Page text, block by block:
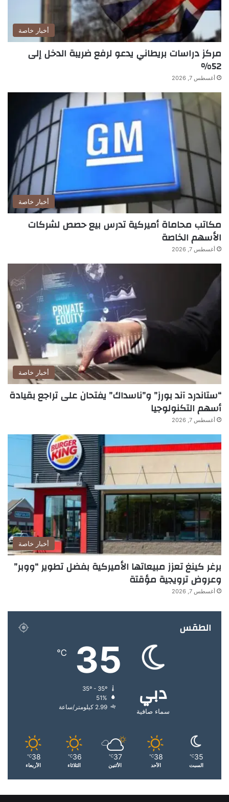
أخبار خاصة
مركز دراسات بريطاني يدعو لرفع ضريبة الدخل إلى
52%
أغسطس 7, 2026
أخبار خاصة
مكاتب محاماة أميركية تدرس بيع حصص لشركات
الأسهم الخاصة
أغسطس 7, 2026
أخبار خاصة
“ستاندرد آند بورز” و”ناسداك” يفتحان على تراجع بقيادة
أسهم التكنولوجيا
أغسطس 7, 2026
أخبار خاصة
برغر كينغ تعزز مبيعاتها الأميركية بفضل تطوير “ووبر”
وعروض ترويجية مؤقتة
أغسطس 7, 2026
الطقس
دبي
سماء صافية
35
℃
51%
2.99 كيلومتر/ساعة
35
℃
السبت
38
℃
الأحد
37
℃
الأثنين
36
℃
الثلاثاء
38
℃
الأربعاء